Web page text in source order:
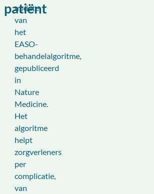
patiënt
update
van
het
EASO-
behandelalgoritme,
gepubliceerd
in
Nature
Medicine.
Het
algoritme
helpt
zorgverleners
per
complicatie,
van